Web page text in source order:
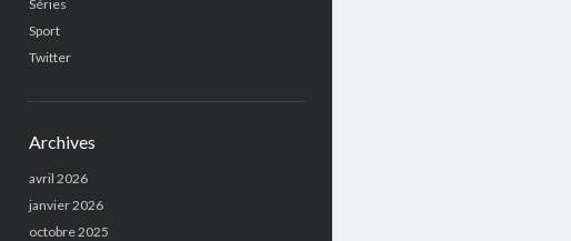
Séries
Sport
Twitter
Archives
avril 2026
janvier 2026
octobre 2025